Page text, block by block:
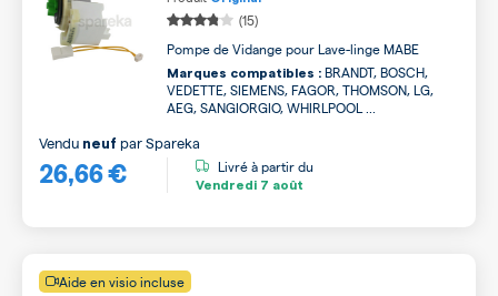
(15)
Pompe de Vidange pour Lave-linge MABE
Marques compatibles : BRANDT, BOSCH,
VEDETTE, SIEMENS, FAGOR, THOMSON, LG,
AEG, SANGIORGIO, WHIRLPOOL ...
26,66 €
Vendu neuf parSpareka
Livré à partir du
Vendredi 7 août
Aide en visio incluse